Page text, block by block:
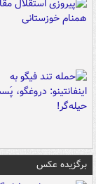
برگزیده عکس